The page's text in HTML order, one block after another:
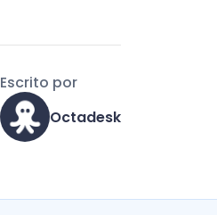
Escrito por
Octadesk